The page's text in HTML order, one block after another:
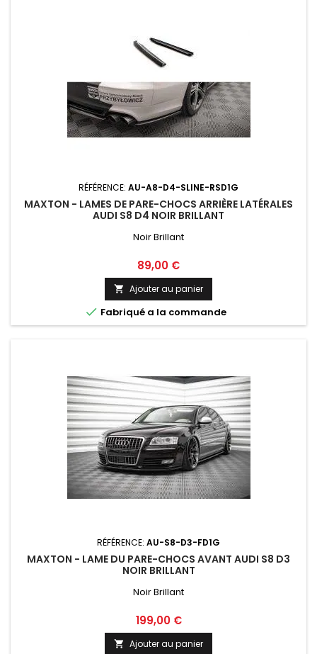
RÉFÉRENCE: AU-A8-D4-SLINE-RSD1G
MAXTON - LAMES DE PARE-CHOCS ARRIÈRE LATÉRALES
AUDI S8 D4 NOIR BRILLANT
Noir Brillant
Prix
89,00 €
 Ajouter au panier
 Fabriqué a la commande
RÉFÉRENCE: AU-S8-D3-FD1G
MAXTON - LAME DU PARE-CHOCS AVANT AUDI S8 D3
NOIR BRILLANT
Noir Brillant
Prix
199,00 €
 Ajouter au panier